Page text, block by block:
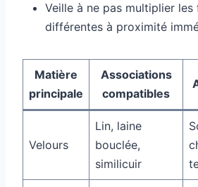
Veille à ne pas multiplier
différentes à proximité
Matière
principale
Associations
compatibles
Velours
Lin, laine
bouclée,
similicuir